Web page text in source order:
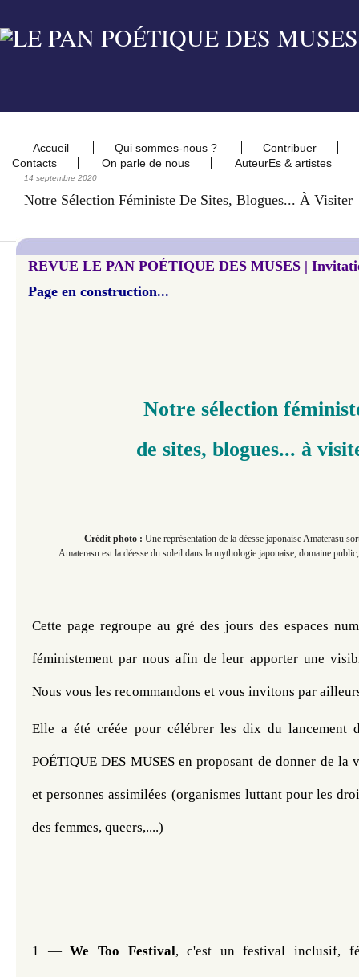
Accueil Qui sommes-nous ?
Contribuer
Contacts
On parle de nous AuteurEs & artistes
14 septembre 2020
Notre Sélection Féministe De Sites, Blogues... À Visiter
REVUE LE PAN POÉTIQUE DES MUSES |
Page en construction...
Notre sélection
de sites, blogues... à
Crédit photo : Une représentation de la déesse japonaise Amaterasu
Amaterasu est la déesse du soleil dans la mythologie japonaise, domaine public
Cette page regroupe au gré des jours des espaces
féministement par nous afin de leur apporter une
Nous vous les recommandons et vous invitons par
Elle a été créée pour célébrer les dix du lancement
POÉTIQUE DES MUSES en proposant de donner de la
et personnes assimilées (organismes luttant pour les
des femmes, queers,....)
1 — We Too Festival, c'est un festival inclusif,